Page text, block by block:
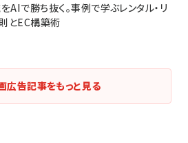
AIで勝ち抜く。事例で学ぶレンタル・リ
とEC構築術
広告記事をもっと見る